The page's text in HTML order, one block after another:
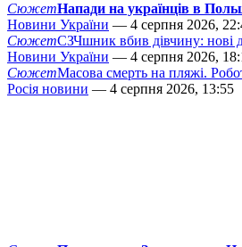
СюжетНапади на українців в
Новини України — 4 серпня 2026,
СюжетСЗЧшник вбив дівчину: нові
Новини України — 4 серпня 2026,
СюжетМасова смерть на пляжі.
Росія новини — 4 серпня 2026, 13:55